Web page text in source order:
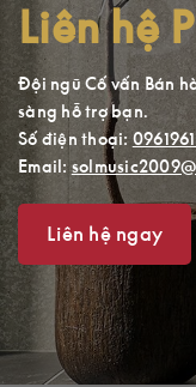
Liên hệ
Đội ngũ Cố vấn Bán
sàng hỗ trợ bạn.
Số điện thoại:
Email:
Liên hệ ngay